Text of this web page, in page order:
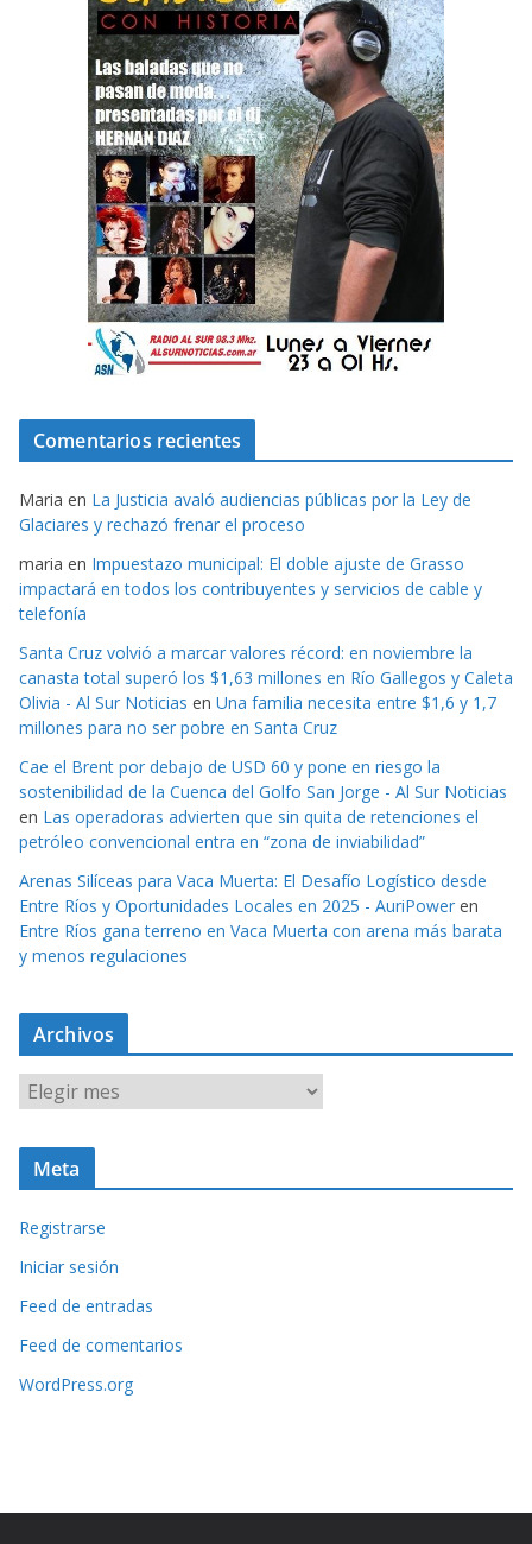
Comentarios recientes
Maria en La Justicia avaló audiencias públicas por la Ley de
Glaciares y rechazó frenar el proceso
maria en Impuestazo municipal: El doble ajuste de Grasso
impactará en todos los contribuyentes y servicios de cable y
telefonía
Santa Cruz volvió a marcar valores récord: en noviembre la
canasta total superó los $1,63 millones en Río Gallegos y Caleta
Olivia - Al Sur Noticias en Una familia necesita entre $1,6 y 1,7
millones para no ser pobre en Santa Cruz
Cae el Brent por debajo de USD 60 y pone en riesgo la
sostenibilidad de la Cuenca del Golfo San Jorge - Al Sur Noticias
en Las operadoras advierten que sin quita de retenciones el
petróleo convencional entra en “zona de inviabilidad”
Arenas Silíceas para Vaca Muerta: El Desafío Logístico desde
Entre Ríos y Oportunidades Locales en 2025 - AuriPower en
Entre Ríos gana terreno en Vaca Muerta con arena más barata
y menos regulaciones
Archivos
r
c
v
o
s
Meta
Registrarse
Iniciar sesión
Feed de entradas
Feed de comentarios
WordPress.org